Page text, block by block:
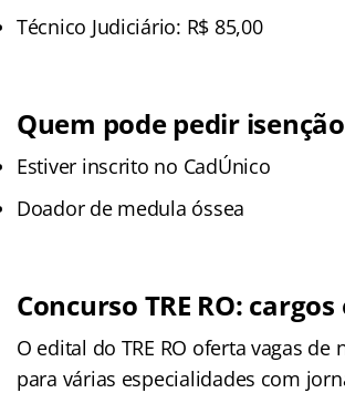
Técnico Judiciário: R$ 85,00
Quem pode pedir
Estiver inscrito no CadÚnico
Doador de medula óssea
Concurso TRE RO:
O edital do TRE RO oferta vagas de
para várias especialidades com